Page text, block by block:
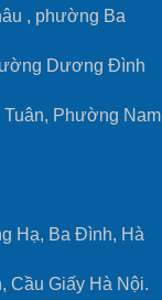
, phường Ba
Dương Đình
Phường Nam
Hạ, Ba Đình, Hà
Cầu Giấy Hà Nội.